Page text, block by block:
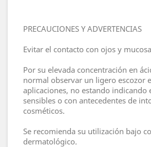
PRECAUCIONES Y ADVERTENCIAS
Evitar el contacto con ojos y
Por su elevada concentración en
normal observar un ligero escozor
aplicaciones, no estando indicando
sensibles o con antecedentes de
cosméticos.
Se recomienda su utilización bajo
dermatológico.